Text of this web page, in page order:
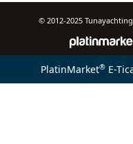
© 2012-2025
PlatinMarket®E-